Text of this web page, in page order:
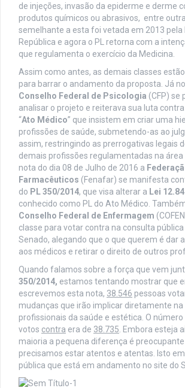
de injeções, invasão da epiderme e derme
produtos químicos ou abrasivos, entre
semelhante a esta foi vetada em 2013 pela
República e agora o PL retorna com a
que regulamenta o exercício da Medicina.
Assim como antes, as demais classes
para barrar o andamento da proposta. Já
Conselho Federal de Psicologia (CFP) se
analisar o projeto e reiterava sua luta
“Ato Médico” que insistem em criar uma
profissões de saúde, submetendo-as ao
assim, restringindo as prerrogativas legais
demais profissões regulamentadas na área
nota do dia 08 de Julho de 2016 a
Farmacêuticos (Fenafar) se manifesta
do PL 350/2014, que visa alterar a Lei
conhecido como PL do Ato Médico.
Conselho Federal de Enfermagem
classe para votar contra na consulta
Senado, alegando que o que querem é dar
aos médicos e retirar o direito de outros
Quando falamos sobre a força que vem
350/2014, estamos tentando mostrar que
escrevemos esta nota, 38.546 pessoas
mudanças que irão implicar diretamente na
profissionais da saúde e estética. O número
votos contra era de 38.735 . Embora esteja
maioria a pequena diferença é
precisamos estar atentos e atentas. Isto
pública que está em andamento no site do